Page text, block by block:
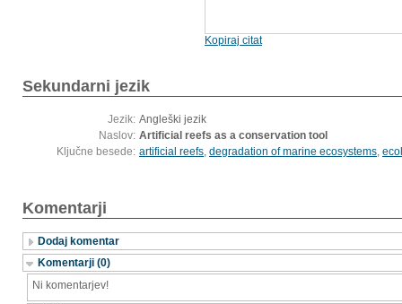
Kopiraj citat
Sekundarni jezik
Jezik: Angleški jezik
Naslov: Artificial reefs as a conservation tool
Ključne besede: artificial reefs, degradation of marine ecosystems,
Komentarji
Dodaj komentar
Komentarji (0)
Ni komentarjev!